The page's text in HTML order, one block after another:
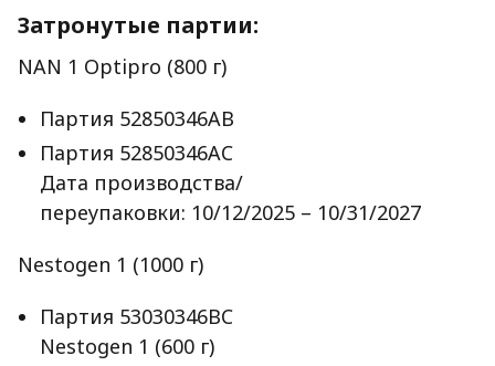
Затронутые партии:
NAN 1 Optipro (800 г)
Партия 52850346AB
Партия 52850346AC
Дата производства/
переупаковки: 10/12/2025 – 10/31/2027
Nestogen 1 (1000 г)
Партия 53030346BC
Nestogen 1 (600 г)